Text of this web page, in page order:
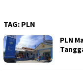
TAG: PLN
PLN